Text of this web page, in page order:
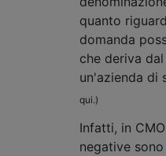
quanto
domanda
che deriva
un'azienda di
qui.)
Infatti, in
negative